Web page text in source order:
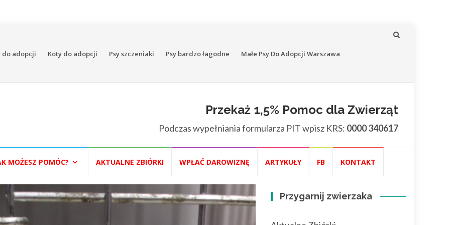
do adopcji Koty do adopcji Psy szczeniaki Psy bardzo łagodne Małe Psy Do Adopcji Warszawa
Przekaż 1,5% Pomoc dla Zwierząt
Podczas wypełniania formularza PIT wpisz KRS: 0000 340617
MOŻESZ POMÓC? AKTUALNE ZBIÓRKI WPŁAĆ DAROWIZNĘ ARTYKUŁY FB KONTAKT
Przygarnij zwierzaka